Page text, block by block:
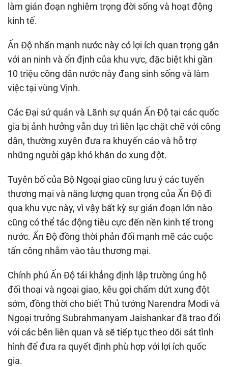
làm gián đoạn nghiêm trọng đời sống và hoạt động
kinh tế.
Ấn Độ nhấn mạnh nước này có lợi ích quan trọng gắn
với an ninh và ổn định của khu vực, đặc biệt khi gần
10 triệu công dân nước này đang sinh sống và làm
việc tại vùng Vịnh.
Các Đại sứ quán và Lãnh sự quán Ấn Độ tại các quốc
gia bị ảnh hưởng vẫn duy trì liên lạc chặt chẽ với công
dân, thường xuyên đưa ra khuyến cáo và hỗ trợ
những người gặp khó khăn do xung đột.
Tuyên bố của Bộ Ngoại giao cũng lưu ý các tuyến
thương mại và năng lượng quan trọng của Ấn Độ đi
qua khu vực này, vì vậy bất kỳ sự gián đoạn lớn nào
cũng có thể tác động tiêu cực đến nền kinh tế trong
nước. Ấn Độ đồng thời phản đối mạnh mẽ các cuộc
tấn công nhằm vào tàu thương mại.
Chính phủ Ấn Độ tái khẳng định lập trường ủng hộ
đối thoại và ngoại giao, kêu gọi chấm dứt xung đột
sớm, đồng thời cho biết Thủ tướng Narendra Modi và
Ngoại trưởng Subrahmanyam Jaishankar đã trao đổi
với các bên liên quan và sẽ tiếp tục theo dõi sát tình
hình để đưa ra quyết định phù hợp với lợi ích quốc
gia.